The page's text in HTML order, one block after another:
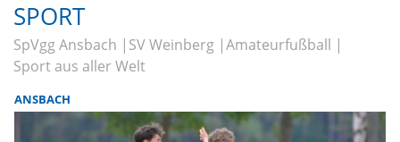
SPORT
SpVgg Ansbach SV Weinberg Amateurfußball
Sport aus aller Welt
ANSBACH